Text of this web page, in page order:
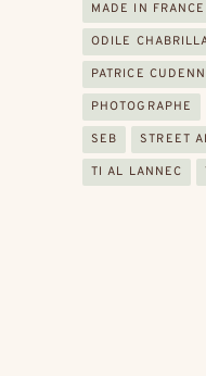
MADE IN FRANCE
ODILE
PATRICE
PHOTOGRAPHE
SEB STREET
TI AL LANNEC